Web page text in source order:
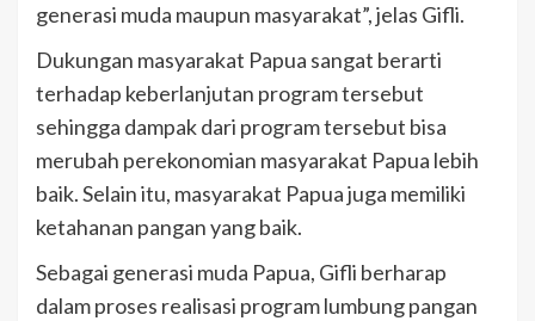
generasi muda maupun masyarakat”, jelas Gifli.
Dukungan masyarakat Papua sangat berarti
terhadap keberlanjutan program tersebut
sehingga dampak dari program tersebut bisa
merubah perekonomian masyarakat Papua lebih
baik. Selain itu, masyarakat Papua juga memiliki
ketahanan pangan yang baik.
Sebagai generasi muda Papua, Gifli berharap
dalam proses realisasi program lumbung pangan